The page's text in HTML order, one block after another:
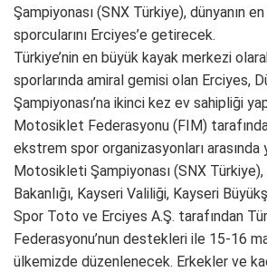
Şampiyonası (SNX Türkiye), dünyanın
sporcularını Erciyes’e getirecek.
Türkiye’nin en büyük kayak merkezi
sporlarında amiral gemisi olan Erciyes,
Şampiyonası’na ikinci kez ev sahipliği
Motosiklet Federasyonu (FIM)
ekstrem spor organizasyonları arasında
Motosikleti Şampiyonası (SNX
Bakanlığı, Kayseri Valiliği, Kayseri
Spor Toto ve Erciyes A.Ş. tarafından
Federasyonu’nun destekleri ile 15-16
ülkemizde düzenlenecek. Erkekler ve